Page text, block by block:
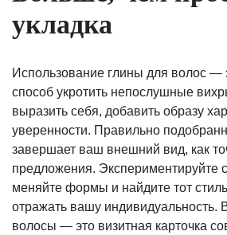
укладка
Использование глины для волос —
способ укротить непослушные
выразить себя, добавить образу
уверенности. Правильно
завершает ваш внешний вид, как
предложения. Экспериментируйте
меняйте формы и найдите тот
отражать вашу индивидуальность.
волосы — это визитная карточка